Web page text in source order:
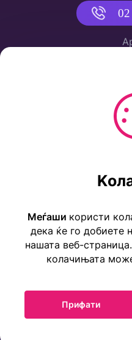
Тел:
Прва детска амбасада
Меѓаши користи
дека ќе го добиете
нашата веб-
колачињата
Прифати